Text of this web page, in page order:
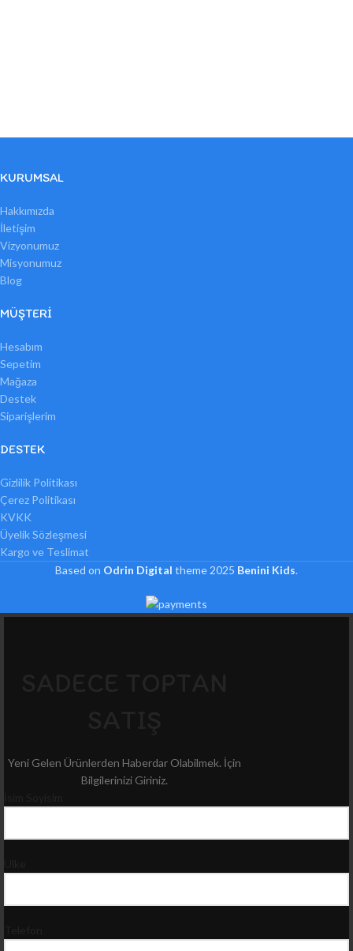
KURUMSAL
Hakkımızda
İletişim
Vizyonumuz
Misyonumuz
Blog
MÜŞTERI
Hesabım
Sepetim
Mağaza
Destek
Siparişlerim
DESTEK
Gizlilik Politikası
Çerez Politikası
KVKK
Üyelik Sözleşmesi
Kargo ve Teslimat
Based on Odrin Digital theme 2025 Benini Kids.
Yeni Gelen Ürünlerden Haberdar Olabilmek. İçin
Bilgilerinizi Giriniz.